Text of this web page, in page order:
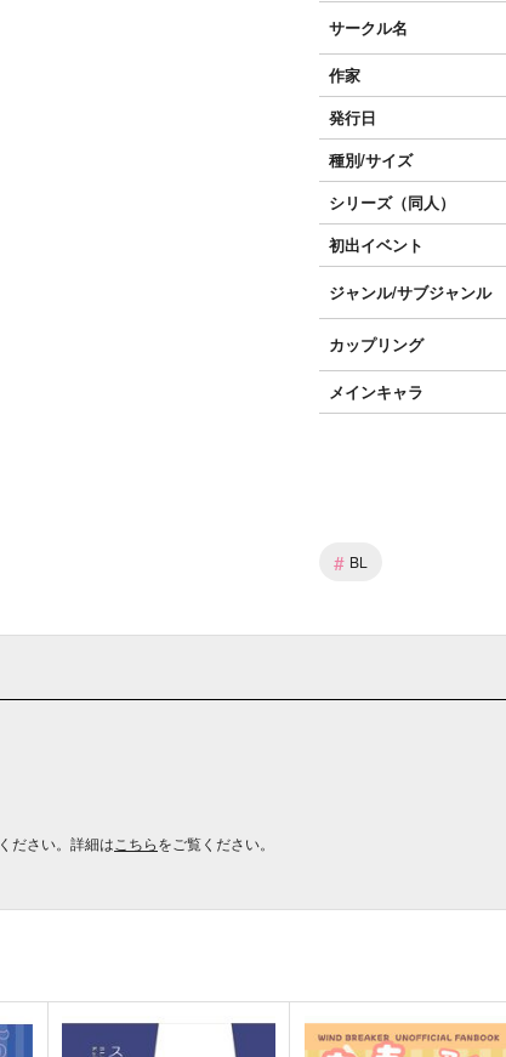
サークル名
作家
発行日
種別/サイズ
シリーズ（同人）
初出イベント
ジャンル/サブジャンル
カップリング
メインキャラ
# BL
ださい。詳細は こちらをご覧ください。